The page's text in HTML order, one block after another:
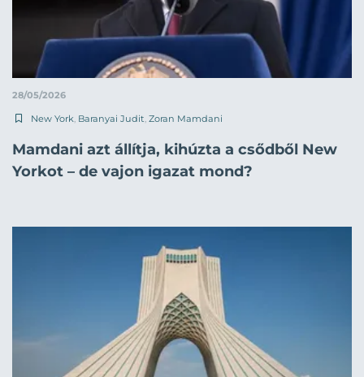
28/05/2026
New York Baranyai Judit Zoran Mamdani
Mamdani azt állítja, kihúzta a csődből New
Yorkot – de vajon igazat mond?